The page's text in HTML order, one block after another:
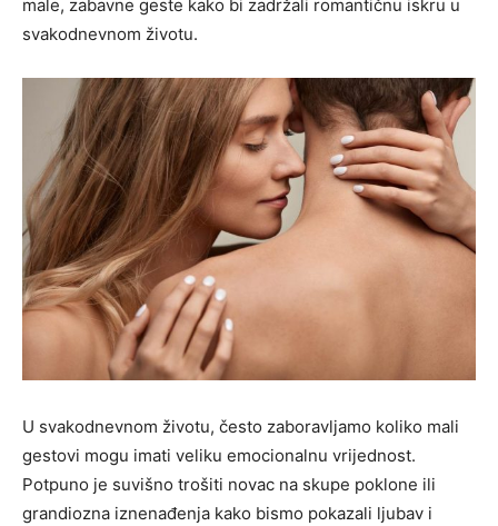
male, zabavne geste kako bi zadržali romantičnu iskru u
svakodnevnom životu.
U svakodnevnom životu, često zaboravljamo koliko mali
gestovi mogu imati veliku emocionalnu vrijednost.
Potpuno je suvišno trošiti novac na skupe poklone ili
grandiozna iznenađenja kako bismo pokazali ljubav i